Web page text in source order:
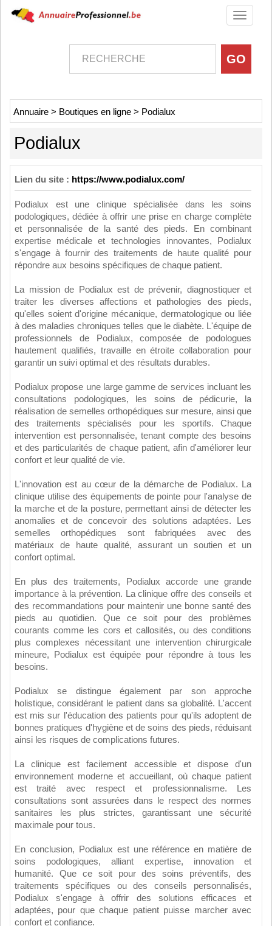
Toggle
Annuaire > Boutiques en ligne > Podialux
Podialux
Lien du site : https://www.podialux.com/
Podialux est une clinique spécialisée dans les soins
podologiques, dédiée à offrir une prise en charge complète
et personnalisée de la santé des pieds. En combinant
expertise médicale et technologies innovantes, Podialux
s'engage à fournir des traitements de haute qualité pour
répondre aux besoins spécifiques de chaque patient.
La mission de Podialux est de prévenir, diagnostiquer et
traiter les diverses affections et pathologies des pieds,
qu'elles soient d'origine mécanique, dermatologique ou liée
à des maladies chroniques telles que le diabète. L'équipe de
professionnels de Podialux, composée de podologues
hautement qualifiés, travaille en étroite collaboration pour
garantir un suivi optimal et des résultats durables.
Podialux propose une large gamme de services incluant les
consultations podologiques, les soins de pédicurie, la
réalisation de semelles orthopédiques sur mesure, ainsi que
des traitements spécialisés pour les sportifs. Chaque
intervention est personnalisée, tenant compte des besoins
et des particularités de chaque patient, afin d'améliorer leur
confort et leur qualité de vie.
L'innovation est au cœur de la démarche de Podialux. La
clinique utilise des équipements de pointe pour l'analyse de
la marche et de la posture, permettant ainsi de détecter les
anomalies et de concevoir des solutions adaptées. Les
semelles orthopédiques sont fabriquées avec des
matériaux de haute qualité, assurant un soutien et un
confort optimal.
En plus des traitements, Podialux accorde une grande
importance à la prévention. La clinique offre des conseils et
des recommandations pour maintenir une bonne santé des
pieds au quotidien. Que ce soit pour des problèmes
courants comme les cors et callosités, ou des conditions
plus complexes nécessitant une intervention chirurgicale
mineure, Podialux est équipée pour répondre à tous les
besoins.
Podialux se distingue également par son approche
holistique, considérant le patient dans sa globalité. L'accent
est mis sur l'éducation des patients pour qu'ils adoptent de
bonnes pratiques d'hygiène et de soins des pieds, réduisant
ainsi les risques de complications futures.
La clinique est facilement accessible et dispose d'un
environnement moderne et accueillant, où chaque patient
est traité avec respect et professionnalisme. Les
consultations sont assurées dans le respect des normes
sanitaires les plus strictes, garantissant une sécurité
maximale pour tous.
En conclusion, Podialux est une référence en matière de
soins podologiques, alliant expertise, innovation et
humanité. Que ce soit pour des soins préventifs, des
traitements spécifiques ou des conseils personnalisés,
Podialux s'engage à offrir des solutions efficaces et
adaptées, pour que chaque patient puisse marcher avec
confort et confiance.